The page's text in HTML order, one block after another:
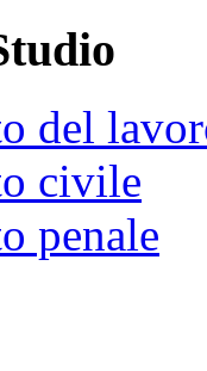
del
civile
penale